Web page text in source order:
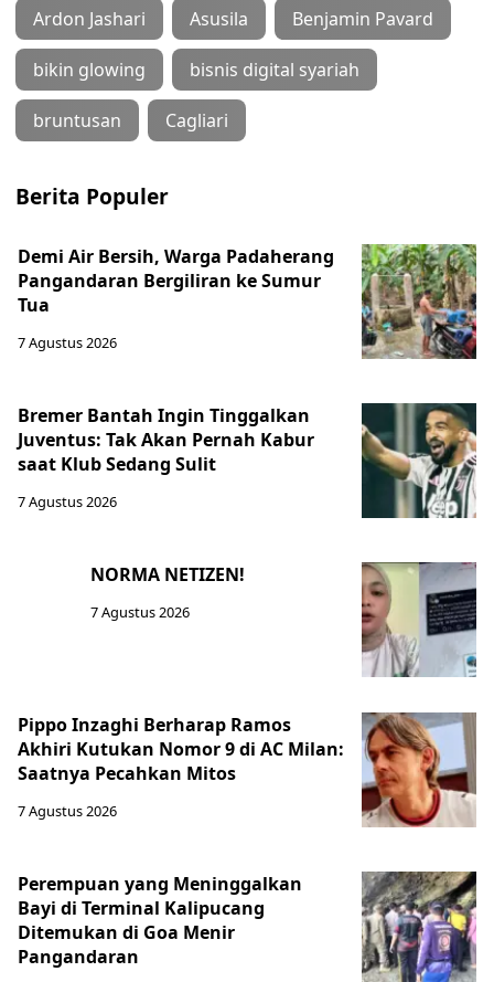
Ardon Jashari Asusila Benjamin Pavard
bikin glowing bisnis digital syariah
bruntusan Cagliari
Berita Populer
Demi Air Bersih, Warga Padaherang
Pangandaran Bergiliran ke Sumur
Tua
7 Agustus 2026
Bremer Bantah Ingin Tinggalkan
Juventus: Tak Akan Pernah Kabur
saat Klub Sedang Sulit
7 Agustus 2026
NORMA NETIZEN!
7 Agustus 2026
Pippo Inzaghi Berharap Ramos
Akhiri Kutukan Nomor 9 di AC Milan:
Saatnya Pecahkan Mitos
7 Agustus 2026
Perempuan yang Meninggalkan
Bayi di Terminal Kalipucang
Ditemukan di Goa Menir
Pangandaran